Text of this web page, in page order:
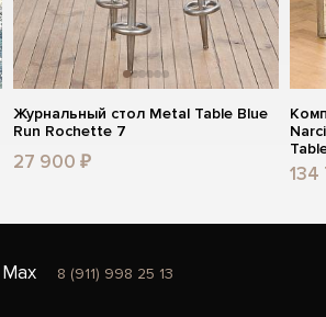
Журнальный стол Metal Table Blue
Run Rochette 7
27 900 ₽
Max 8 (911) 998 25 13